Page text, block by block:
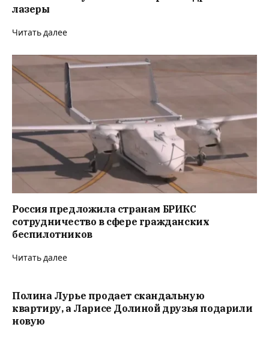
лазеры
Читать далее
Россия предложила странам БРИКС
сотрудничество в сфере гражданских
беспилотников
Читать далее
Полина Лурье продает скандальную
квартиру, а Ларисе Долиной друзья подарили
новую